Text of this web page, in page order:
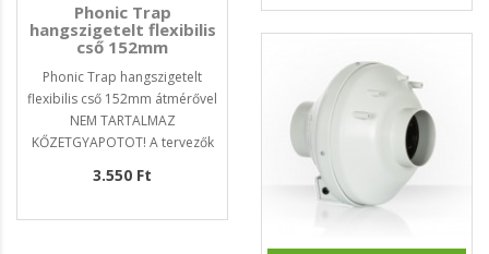
Phonic Trap
hangszigetelt flexibilis
cső 152mm
Phonic Trap hangszigetelt
flexibilis cső 152mm átmérővel
NEM TARTALMAZ
KŐZETGYAPOTOT! A tervezők
3.550 Ft